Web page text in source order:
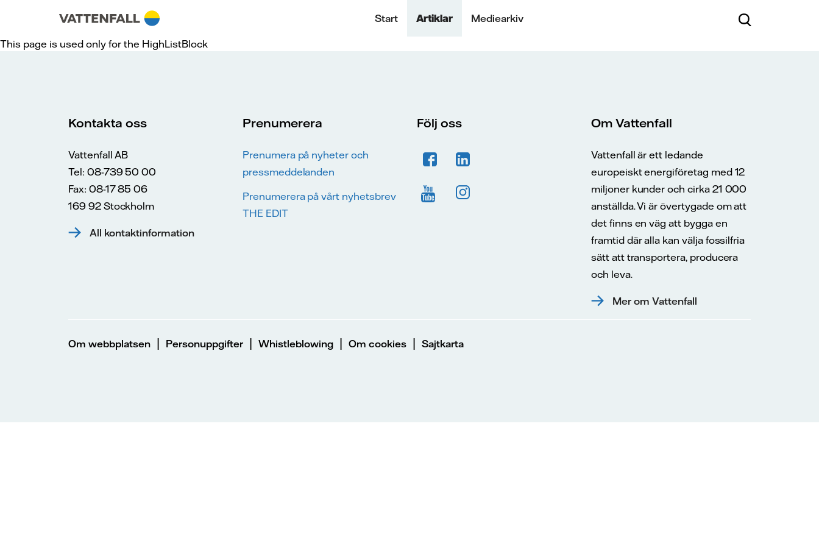
Skip to content
Gå till huvudnavigeringen
Gå till sidfoten Start Artiklar Mediearkiv
This page is used only for the HighListBlock
Gå till huvudnavigeringen
Kontakta oss
Vattenfall AB
Tel: 08-739 50 00
Fax: 08-17 85 06
169 92 Stockholm
All kontaktinformation
Prenumerera
Prenumera på nyheter och
pressmeddelanden
Prenumerera på vårt nyhetsbrev
THE EDIT
Följ oss Om Vattenfall
Vattenfall är ett ledande
europeiskt energiföretag med 12
miljoner kunder och cirka 21 000
anställda. Vi är övertygade om att
det finns en väg att bygga en
framtid där alla kan välja fossilfria
sätt att transportera, producera
och leva.
Mer om Vattenfall
Om webbplatsen | Personuppgifter | Whistleblowing | Om cookies | Sajtkarta